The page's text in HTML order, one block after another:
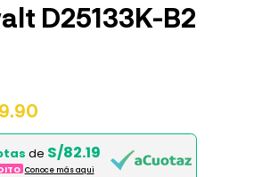
D25133K-B2
de S/82.19
Conoce más aqui